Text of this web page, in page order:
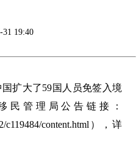
31 19:40
扩大了59国人员免签入境
民管理局公告链接：
c119484/content.html），详